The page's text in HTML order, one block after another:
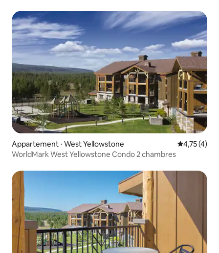
Appartement ⋅ West Yellowstone Évaluation
4,75 (4)
WorldMark West Yellowstone Condo 2 chambres